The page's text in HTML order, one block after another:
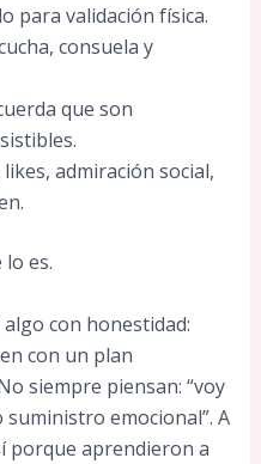
para validación física.
consuela y
que son
admiración social,
es.
con honestidad:
con un plan
siempre piensan: “voy
emocional”. A
porque aprendieron a